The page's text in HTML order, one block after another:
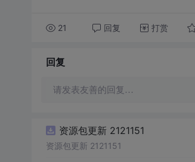
21 回复 打赏
回复
请发表友善的回复…
资源包更新 2121151
资源包更新 2121151